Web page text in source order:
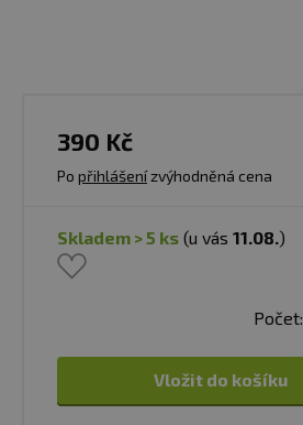
390 Kč
Po přihlášenízvýhodněná cena
skladem > 5 ks (u vás 11.08.)
Počet:
Vložit do košíku